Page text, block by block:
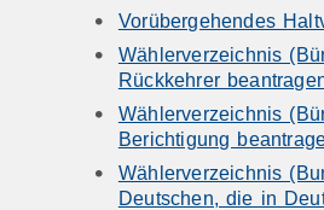
Vorübergehendes
Wählerverzeichnis
Rückkehrer
Wählerverzeichnis
Berichtigung
Wählerverzeichnis
Deutschen, die in